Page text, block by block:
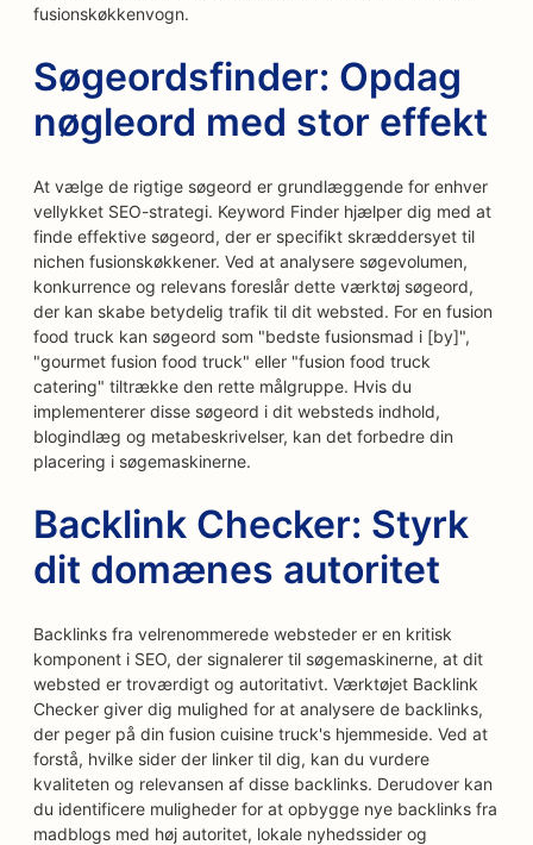
fusionskøkkenvogn.
Søgeordsfinder: Opdag
nøgleord med stor effekt
At vælge de rigtige søgeord er grundlæggende for enhver
vellykket SEO-strategi. Keyword Finder hjælper dig med at
finde effektive søgeord, der er specifikt skræddersyet til
nichen fusionskøkkener. Ved at analysere søgevolumen,
konkurrence og relevans foreslår dette værktøj søgeord,
der kan skabe betydelig trafik til dit websted. For en fusion
food truck kan søgeord som "bedste fusionsmad i [by]",
"gourmet fusion food truck" eller "fusion food truck
catering" tiltrække den rette målgruppe. Hvis du
implementerer disse søgeord i dit websteds indhold,
blogindlæg og metabeskrivelser, kan det forbedre din
placering i søgemaskinerne.
Backlink Checker: Styrk
dit domænes autoritet
Backlinks fra velrenommerede websteder er en kritisk
komponent i SEO, der signalerer til søgemaskinerne, at dit
websted er troværdigt og autoritativt. Værktøjet Backlink
Checker giver dig mulighed for at analysere de backlinks,
der peger på din fusion cuisine truck's hjemmeside. Ved at
forstå, hvilke sider der linker til dig, kan du vurdere
kvaliteten og relevansen af disse backlinks. Derudover kan
du identificere muligheder for at opbygge nye backlinks fra
madblogs med høj autoritet, lokale nyhedssider og